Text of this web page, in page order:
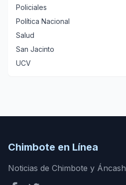
Policiales
Política Nacional
Salud
San Jacinto
UCV
Chimbote en Línea
Noticias de Chimbote y Áncash